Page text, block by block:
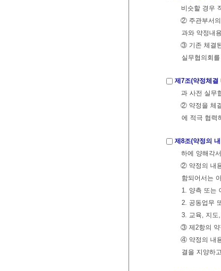
비슷할 경우
② 주관부서의
과와 약정내
③ 기존 체결
실무협의회
제7조(약정체결
과 사전 실무
② 약정을 체
에 적극 협력
제8조(약정의
하에 양해각
② 약정의 내
함되어서는
1. 양측 또는
2. 공동업무
3. 교육, 지도
③ 제2항의 약
④ 약정의 내
결을 지양하